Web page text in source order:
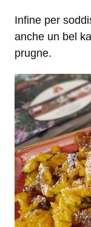
Infine per
anche un bel
prugne.